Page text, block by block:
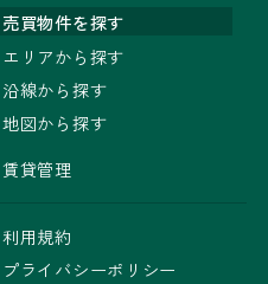
売買物件を探す
エリアから探す
沿線から探す
地図から探す
賃貸管理
利用規約
プライバシーポリシー